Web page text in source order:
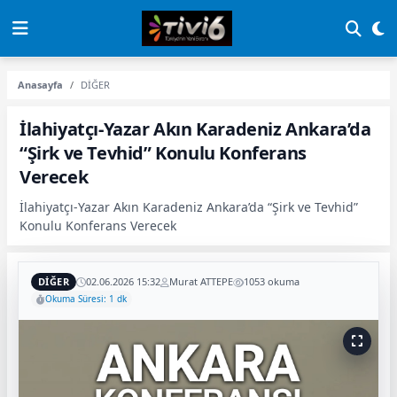
Anasayfa DİĞER
İlahiyatçı-Yazar Akın Karadeniz Ankara’da
“Şirk ve Tevhid” Konulu Konferans
Verecek
İlahiyatçı-Yazar Akın Karadeniz Ankara’da “Şirk ve Tevhid”
Konulu Konferans Verecek
DİĞER 02.06.2026 15:32 Murat ATTEPE 1053 okuma
Okuma Süresi: 1 dk